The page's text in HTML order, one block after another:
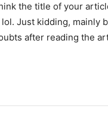
the title of your
Just kidding, mainly
after reading the